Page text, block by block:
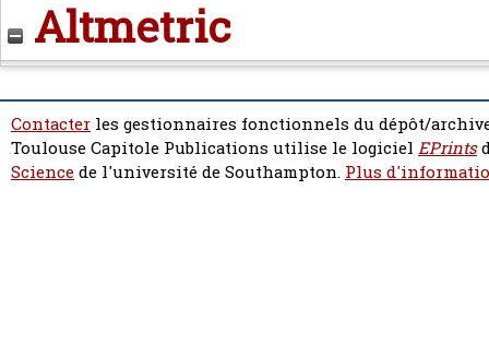
Altmetric
Contacter les gestionnaires fonctionnels du dépôt/
Toulouse Capitole Publications utilise le logiciel EPrints
Sciencede l'université de Southampton. Plus